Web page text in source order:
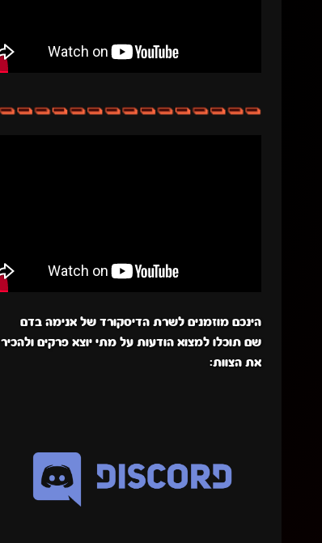
הינכם מוזמנים לשרת הדיסקורד של אנימה בדם
שם תוכלו למצוא הודעות על מתי יוצא פרקים ולהכיר
את הצוות: